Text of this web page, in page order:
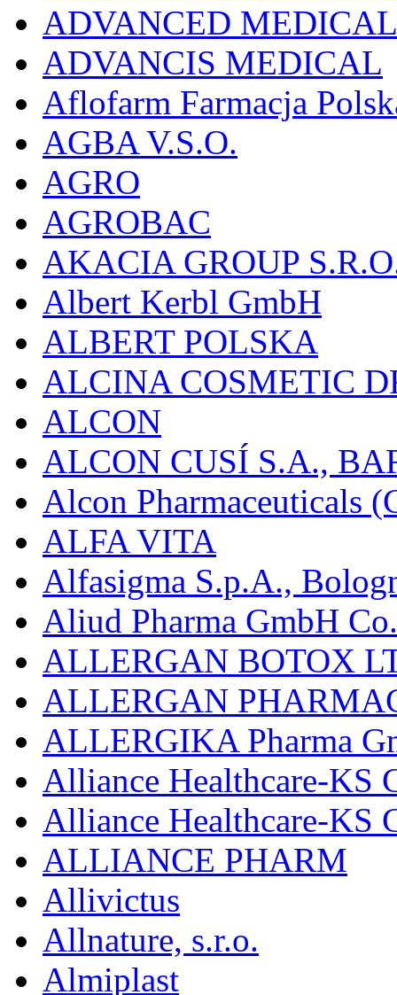
ADVANCED
ADVANCIS MEDICAL
Aflofarm Farmacja
AGBA V.S.O.
AGRO
AGROBAC
AKACIA GROUP
Albert Kerbl GmbH
ALBERT POLSKA
ALCINA COSMETIC
ALCON
ALCON CUSÍ S.A.,
Alcon Pharmaceuticals
ALFA VITA
Alfasigma S.p.A.,
Aliud Pharma GmbH
ALLERGAN BOTOX
ALLERGAN
ALLERGIKA Pharma
Alliance Healthcare-KS
Alliance Healthcare-KS
ALLIANCE PHARM
Allivictus
Allnature, s.r.o.
Almiplast